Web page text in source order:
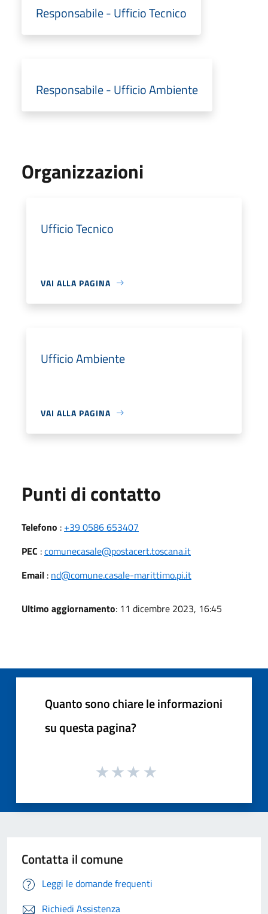
Responsabile - Ufficio Tecnico
Responsabile - Ufficio Ambiente
Organizzazioni
Ufficio Tecnico
VAI ALLA PAGINA
Ufficio Ambiente
VAI ALLA PAGINA
Punti di contatto
Telefono : +39 0586 653407
PEC :comunecasale@postacert.toscana.it
Email : nd@comune.casale-marittimo.pi.it
Ultimo aggiornamento: 11 dicembre 2023, 16:45
Quanto sono chiare le informazioni
su questa pagina?
Contatta il comune
Leggi le domande frequenti
Richiedi Assistenza